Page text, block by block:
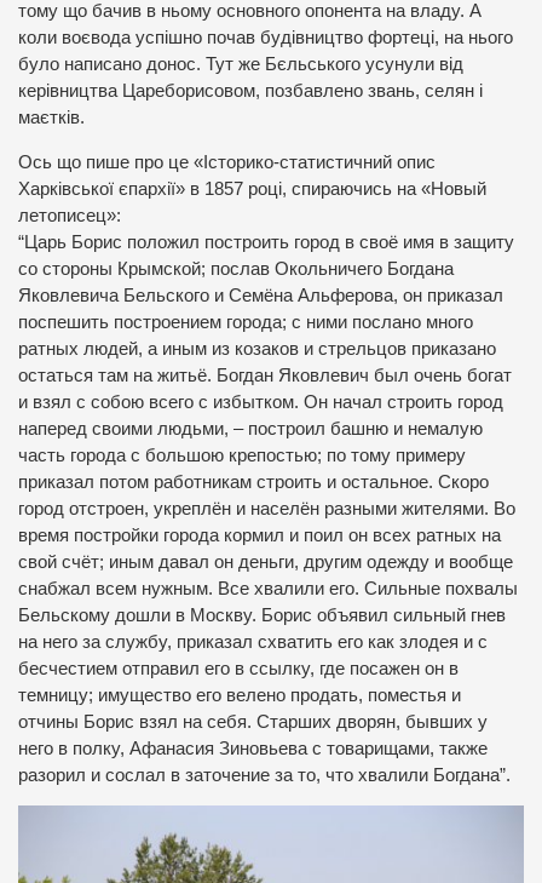
тому що бачив в ньому основного опонента на владу. А
коли воєвода успішно почав будівництво фортеці, на нього
було написано донос. Тут же Бєльського усунули від
керівництва Цареборисовом, позбавлено звань, селян і
маєтків.
Ось що пише про це «Історико-статистичний опис
Харківської єпархії» в 1857 році, спираючись на «Новый
летописец»:
“Царь Борис положил построить город в своё имя в защиту
со стороны Крымской; послав Окольничего Богдана
Яковлевича Бельского и Семёна Альферова, он приказал
поспешить построением города; с ними послано много
ратных людей, а иным из козаков и стрельцов приказано
остаться там на житьё. Богдан Яковлевич был очень богат
и взял с собою всего с избытком. Он начал строить город
наперед своими людьми, – построил башню и немалую
часть города с большою крепостью; по тому примеру
приказал потом работникам строить и остальное. Скоро
город отстроен, укреплён и населён разными жителями. Во
время постройки города кормил и поил он всех ратных на
свой счёт; иным давал он деньги, другим одежду и вообще
снабжал всем нужным. Все хвалили его. Сильные похвалы
Бельскому дошли в Москву. Борис объявил сильный гнев
на него за службу, приказал схватить его как злодея и с
бесчестием отправил его в ссылку, где посажен он в
темницу; имущество его велено продать, поместья и
отчины Борис взял на себя. Старших дворян, бывших у
него в полку, Афанасия Зиновьева с товарищами, также
разорил и сослал в заточение за то, что хвалили Богдана”.